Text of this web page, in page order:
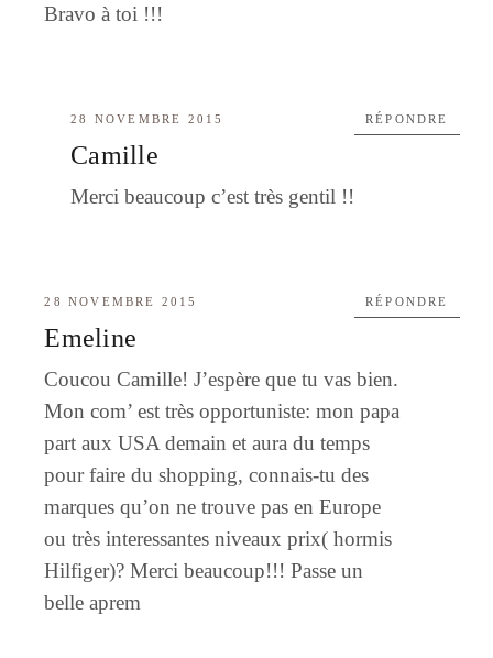
Bravo à toi !!!
28 NOVEMBRE 2015
Camille
Merci beaucoup c’est très gentil !!
RÉPONDRE
28 NOVEMBRE 2015
Emeline
Coucou Camille! J’espère que tu vas bien.
Mon com’ est très opportuniste: mon papa
part aux USA demain et aura du temps
pour faire du shopping, connais-tu des
marques qu’on ne trouve pas en Europe
ou très interessantes niveaux prix( hormis
Hilfiger)? Merci beaucoup!!! Passe un
belle aprem
RÉPONDRE